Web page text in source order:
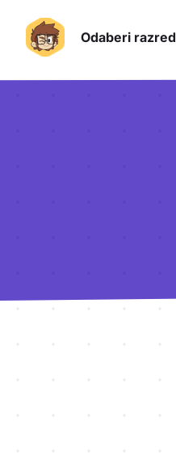
Odaberi razred